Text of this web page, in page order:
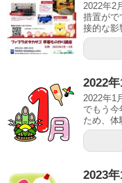
2022年2
措置がで
接的な影
2022
2022年1
でもう今
ため、
2023